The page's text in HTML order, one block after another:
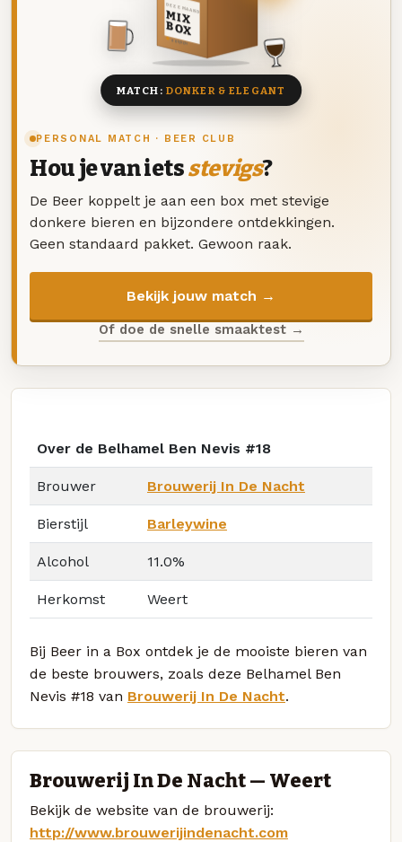
PERSONAL MATCH · BEER CLUB
Hou je van ietsstevigs?
De Beer koppelt je aan een box met stevige
donkere bieren en bijzondere ontdekkingen.
Geen standaard pakket. Gewoon raak.
Bekijk jouw match →
Of doe de snelle smaaktest →
DEZE MAAND
MIX
BOX
8 BIEREN
MATCH: DONKER & ELEGANT
Over de Belhamel Ben Nevis #18
Brouwer Brouwerij In De Nacht
Bierstijl Barleywine
Alcohol 11.0%
Herkomst Weert
Bij Beer in a Box ontdek je de mooiste bieren van
de beste brouwers, zoals deze Belhamel Ben
Nevis #18 van Brouwerij In De Nacht.
Brouwerij In De Nacht — Weert
Bekijk de website van de brouwerij:
http://www.brouwerijindenacht.com